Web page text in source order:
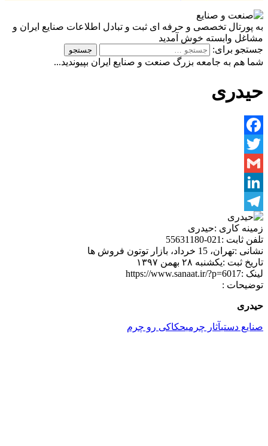
به پورتال تخصصی و حرفه ای ثبت و تبادل اطلاعات صنایع ایران و
مشاغل وابسته خوش آمدید
جستجو برای:
شما هم به جامعه بزرگ صنعت و صنایع ایران بپیوندید...
حیدری
Facebook
Twitter
Gmail
LinkedIn
Telegram
زمینه کاری :حیدری
تلفن ثابت :021-55631180
نشانی :تهران، 15 خرداد، بازار توتون فروش ها
تاریخ ثبت :یکشنبه ۲۸ بهمن ۱۳۹۷
لینک :https://www.sanaat.ir/?p=6017
توضیحات :
حیدری
صنایع دستیآثار چرمیحکاکی رو چرم